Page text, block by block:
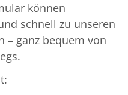
können
schnell zu unseren
– ganz bequem von